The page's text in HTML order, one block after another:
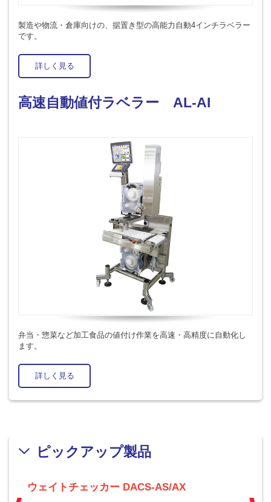
製造や物流・倉庫向けの、据置き型の高能力自動4インチラベラー
です。
詳しく見る
高速自動値付ラベラー AL-AI
弁当・惣菜など加工食品の値付け作業を高速・高精度に自動化し
ます。
詳しく見る
ピックアップ製品
ウェイトチェッカー DACS-AS/AX